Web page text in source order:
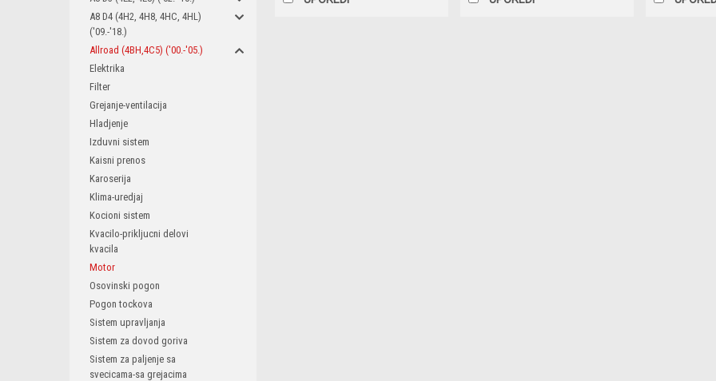
A8 D4 (4H2, 4H8, 4HC, 4HL)
('09.-'18.)
Allroad (4BH,4C5) ('00.-'05.)
Elektrika
Filter
Grejanje-ventilacija
Hladjenje
Izduvni sistem
Kaisni prenos
Karoserija
Klima-uredjaj
Kocioni sistem
Kvacilo-prikljucni delovi
kvacila
Motor
Osovinski pogon
Pogon tockova
Sistem upravljanja
Sistem za dovod goriva
Sistem za paljenje sa
svecicama-sa grejacima
038103085E / 81-